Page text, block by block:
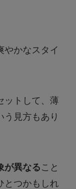
やかなスタイ
ットして、薄
う見方もあり
が異なること
とつかもしれ